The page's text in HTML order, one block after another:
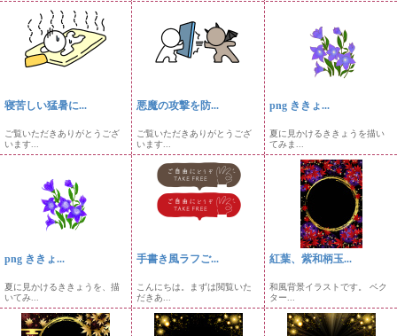
寝苦しい猛暑に...
ご覧いただきありがとうござ
います...
悪魔の攻撃を防...
ご覧いただきありがとうござ
います...
png ききょ...
夏に見かけるききょうを描い
てみま...
png ききょ...
夏に見かけるききょうを、描
いてみ...
手書き風ラフご...
こんにちは。まずは閲覧いた
だきあ...
紅葉、紫和柄玉...
和風背景イラストです。 ベク
ター...